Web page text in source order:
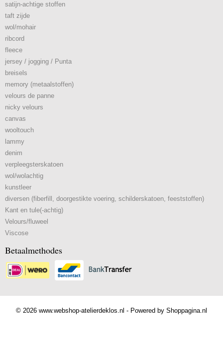
satijn-achtige stoffen
taft zijde
wol/mohair
ribcord
fleece
jersey / jogging / Punta
breisels
memory (metaalstoffen)
velours de panne
nicky velours
canvas
wooltouch
lammy
denim
verpleegsterskatoen
wol/wolachtig
kunstleer
diversen (fiberfill, doorgestikte voering, schilderskatoen, feeststoffen)
Kant en tule(-achtig)
Velours/fluweel
Viscose
Betaalmethodes
© 2026 www.webshop-atelierdeklos.nl - Powered by Shoppagina.nl